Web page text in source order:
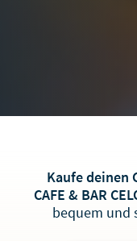
Kaufe deinen
CAFE & BAR
bequem und